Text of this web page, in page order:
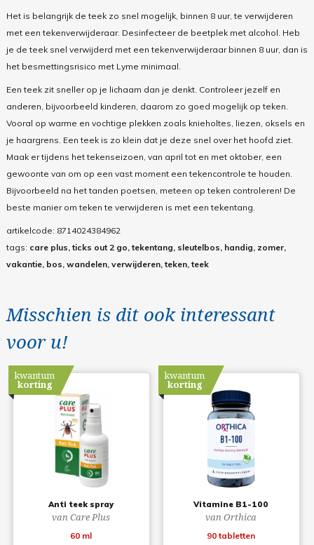
Het is belangrijk de teek zo snel mogelijk, binnen 8 uur, te verwijderen
met een tekenverwijderaar. Desinfecteer de beetplek met alcohol. Heb
je de teek snel verwijderd met een tekenverwijderaar binnen 8 uur, dan is
het besmettingsrisico met Lyme minimaal.
Een teek zit sneller op je lichaam dan je denkt. Controleer jezelf en
anderen, bijvoorbeeld kinderen, daarom zo goed mogelijk op teken.
Vooral op warme en vochtige plekken zoals knieholtes, liezen, oksels en
je haargrens. Een teek is zo klein dat je deze snel over het hoofd ziet.
Maak er tijdens het tekenseizoen, van april tot en met oktober, een
gewoonte van om op een vast moment een tekencontrole te houden.
Bijvoorbeeld na het tanden poetsen, meteen op teken controleren! De
beste manier om teken te verwijderen is met een tekentang.
artikelcode: 8714024384962
tags: care plus, ticks out 2 go, tekentang, sleutelbos, handig, zomer,
vakantie, bos, wandelen, verwijderen, teken, teek
Misschien is dit ook interessant
voor u!
Anti teek spray
van Care Plus
60 ml
kwantum
korting
Vitamine B1-100
van Orthica
90 tabletten
kwantum
korting